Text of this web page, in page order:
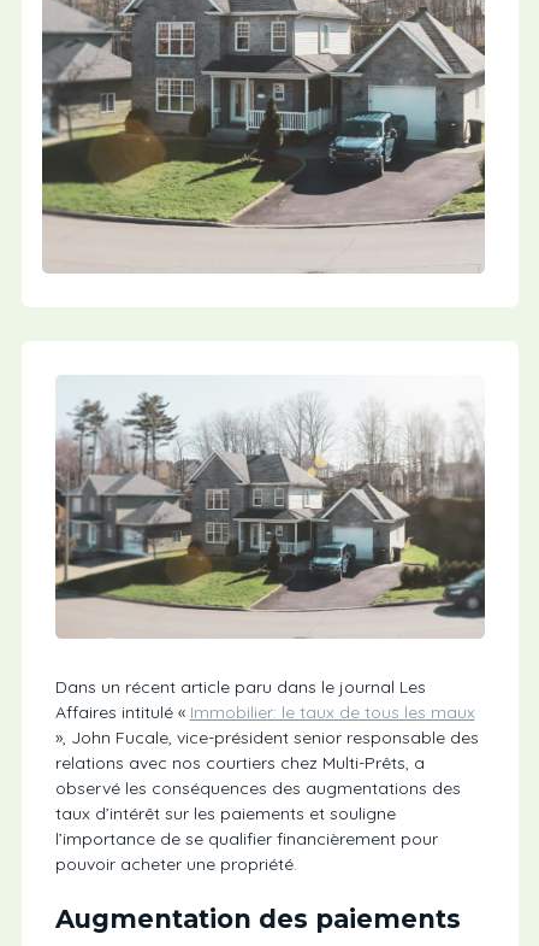
Dans un récent article paru dans le journal Les
Affaires intitulé « Immobilier: le taux de tous les maux
», John Fucale, vice-président senior responsable des
relations avec nos courtiers chez Multi-Prêts, a
observé les conséquences des augmentations des
taux d’intérêt sur les paiements et souligne
l’importance de se qualifier financièrement pour
pouvoir acheter une propriété.
Augmentation des paiements